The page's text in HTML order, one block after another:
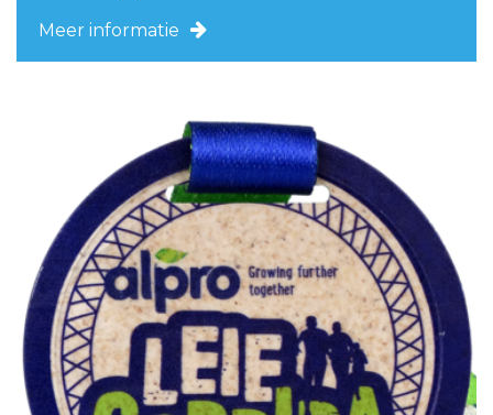
Meer informatie